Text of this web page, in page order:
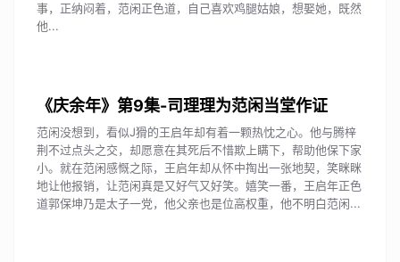
事，正纳闷着，范闲正色道，自己喜欢鸡腿姑娘，想娶她，既然
他...
《庆余年》第9集-司理理为范闲当堂作证
范闲没想到，看似J猾的王启年却有着一颗热忱之心。他与腾梓
荆不过点头之交，却愿意在其死后不惜欺上瞒下，帮助他保下家
小。就在范闲感慨之际，王启年却从怀中掏出一张地契，笑眯眯
地让他报销，让范闲真是又好气又好笑。嬉笑一番，王启年正色
道郭保坤乃是太子一党，他父亲也是位高权重，他不明白范闲...